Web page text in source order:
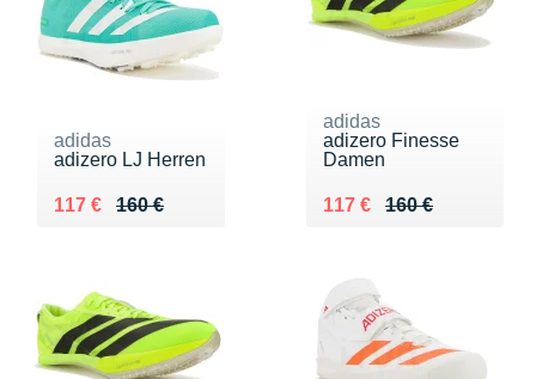
adidas
adizero LJ Herren
160 €
Au lieu de 160 €
117 €
Vendu 117 €
adidas
adizero Finesse
Damen
160 €
Au lieu de 160 €
117 €
Vendu 117 €